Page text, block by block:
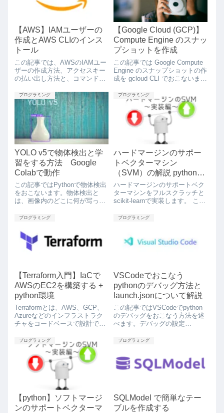
【AWS】IAMユーザーの
作成とAWS CLIのインス
トール
この記事では、AWSのIAMユー
ザーの作成方法、アクセスキー
の払い出し方法と、コマンドラ
AWS CLIのインストールについ
て述べます。
【Google Cloud (GCP)】
Compute Engine のスナッ
プショットを作成
この記事では Google Compute
Engine のスナップショットの作
成を gcloud CLI でおこないま
時点の永続ディスクから、増分
的にデータをバックアップした
ものです。スナップショットで
現在の状態を取得しておくと、
それを使って新しいディスクに
データを復元できるようになり
ます。また、スナップショット
の取得は、毎時、毎日から毎週
といった単位でスケジューリン
グが可能です。
プログラミング
YOLO v5で物体検出と学
習をする方法 Google
Colabで動作
この記事ではPythonで物体検出
をおこないます。物体検出と
は、画像内のどこに何が写って
す。今回はそんな物体検出を簡
v5」をGoogle Colabで動作させ
ます。
プログラミング
ハードマージンのサポー
トベクターマシン
（SVM）の解説 pythonに
よる実装と例題
ハードマージンのサポートベク
ターマシンをフルスクラッチと
scikit-learnで実装します。 ここ
こなっていきます。
プログラミング
【Terraform入門】IaCで
AWSのEC2を構築する +
python環境
Terraformとは、AWS、GCP、
Azureなどのインフラストラク
チャをコードベースで設計でき
IaC（Infrastructure as Code）を
実現するツールになります。こ
の記事では、Terraformをつかっ
てAWSのEC2インスタンスを構
築してみます。
プログラミング
VSCodeでおこなう
pythonのデバッグ方法と
launch.jsonについて解説
この記事ではVSCodeでpython
のデバッグをおこなう方法を述
べます。デバッグの設定
ルに記載できます。このファイ
実行」から自動的に作成されま
す。
プログラミング
【python】ソフトマージ
ンのサポートベクターマ
プログラミング
SQLModel で簡単なテー
ブルを作成する